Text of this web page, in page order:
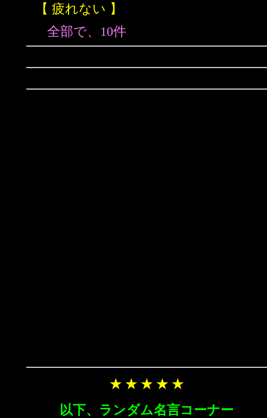
【 疲れない 】
全部で、10件
★ ★ ★ ★ ★
以下、ランダム名言コーナー